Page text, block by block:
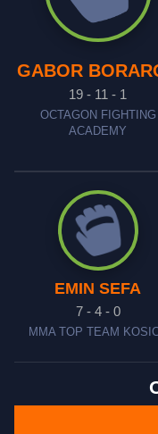
GABOR
19 - 11 - 1
OCTAGON FIGHTING
ACADEMY
EMIN SEFA
7 - 4 - 0
MMA TOP TEAM